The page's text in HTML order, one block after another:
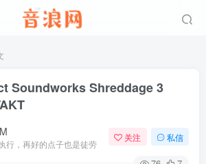
Soundworks Shreddage 3
行，再好的点子也是徒劳
关注 私信